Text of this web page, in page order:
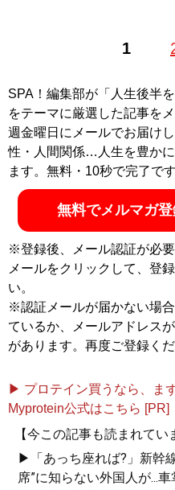
1
SPA！編集部が「人生後半
をテーマに厳選した記事を
週金曜日にメールでお届け
性・人間関係…人生を豊か
ます。無料・10秒で完了です
無料でメルマガ
※登録後、メール認証が必
メールをクリックして、登
い。
※認証メールが届かない場
ているか、メールアドレス
があります。再度ご登録くだ
▶ プロテイン買うなら、ま
Myprotein公式はこちら [PR]
【今この記事も読まれてい
▶「あっち座れば?」新幹
席”に知らない外国人が...